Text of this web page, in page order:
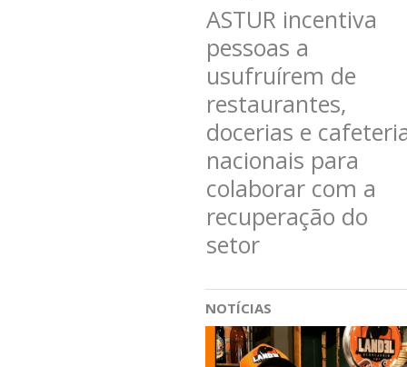
ASTUR incentiva
pessoas a
usufruírem de
restaurantes,
docerias e
nacionais para
colaborar com a
recuperação do
setor
NOTÍCIAS